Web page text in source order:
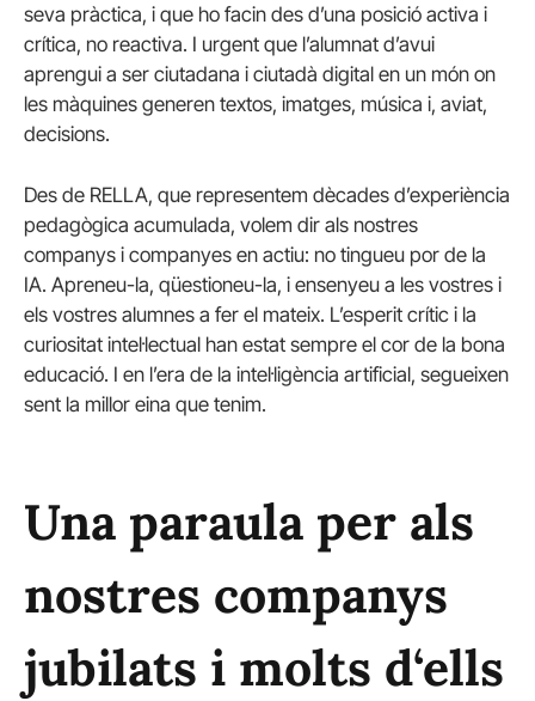
seva pràctica, i que ho facin des d’una posició activa i
crítica, no reactiva. I urgent que l’alumnat d’avui
aprengui a ser ciutadana i ciutadà digital en un món on
les màquines generen textos, imatges, música i, aviat,
decisions.
Des de RELLA, que representem dècades d’experiència
pedagògica acumulada, volem dir als nostres
companys i companyes en actiu: no tingueu por de la
IA. Apreneu-la, qüestioneu-la, i ensenyeu a les vostres i
els vostres alumnes a fer el mateix. L’esperit crític i la
curiositat intel·lectual han estat sempre el cor de la bona
educació. I en l’era de la intel·ligència artificial, segueixen
sent la millor eina que tenim.
Una paraula per als
nostres companys
jubilats i molts d‘ells